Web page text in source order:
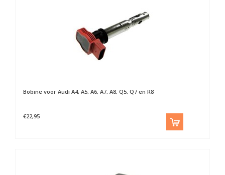
Bobine voor Audi A4, A5, A6, A7, A8, Q5, Q7 en R8
€22,95